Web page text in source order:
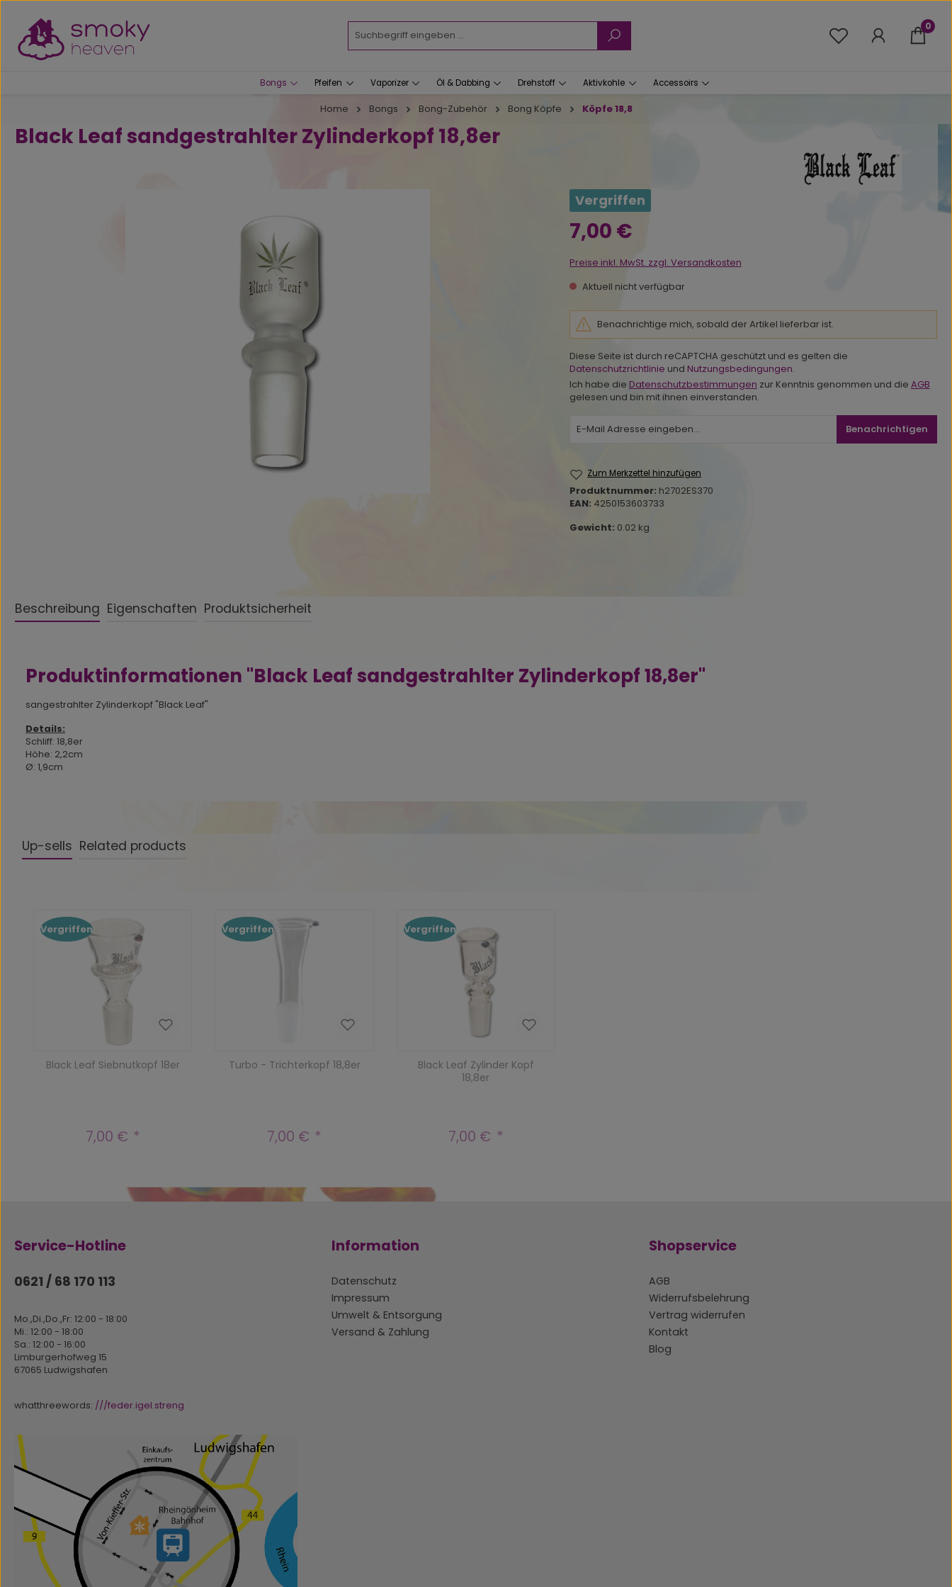
Du hast 0 Produkte
0
Bongs Pfeifen Vaporizer Öl & Dabbing Drehstoff Aktivkohle Accessoirs
Home Bongs Bong-Zubehör Bong Köpfe Köpfe 18,8
Black Leaf sandgestrahlter Zylinderkopf 18,8er
Vergriffen
Regulärer Preis:
7,00 €
Preise inkl. MwSt. zzgl. Versandkosten
Aktuell nicht verfügbar
Benachrichtige mich, sobald der Artikel lieferbar ist.
Diese Seite ist durch reCAPTCHA geschützt und es gelten die
Datenschutzrichtlinie und Nutzungsbedingungen.
Ich habe die Datenschutzbestimmungen zur Kenntnis genommen und die AGB
gelesen und bin mit ihnen einverstanden.
Benachrichtigen
Zum Merkzettel hinzufügen
Produktnummer: h2702ES370
EAN: 4250153603733
Gewicht: 0.02 kg
Beschreibung Eigenschaften Produktsicherheit
Produktinformationen "Black Leaf sandgestrahlter Zylinderkopf 18,8er"
sangestrahlter Zylinderkopf "Black Leaf"
Details:
Schliff: 18,8er
Höhe: 2,2cm
Ø: 1,9cm
Up-sells Related products
Vergriffen
Black Leaf Siebnutkopf 18er
Regulärer Preis:
7,00 €
Vergriffen
Turbo - Trichterkopf 18,8er
Regulärer Preis:
7,00 €
Vergriffen
Black Leaf Zylinder Kopf
18,8er
Regulärer Preis:
7,00 €
Service-Hotline
0621 / 68 170 113
Mo.,Di.,Do.,Fr: 12:00 - 18:00
Mi.: 12:00 - 18:00
Sa.: 12:00 - 16:00
Limburgerhofweg 15
67065 Ludwigshafen
whatthreewords: ///feder.igel.streng
Information
Datenschutz
Impressum
Umwelt & Entsorgung
Versand & Zahlung
Shopservice
AGB
Widerrufsbelehrung
Vertrag widerrufen
Kontakt
Blog